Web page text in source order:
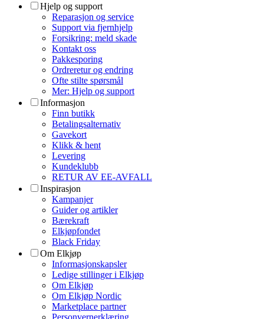
Hjelp og support
Reparasjon og service
Support via fjernhjelp
Forsikring: meld skade
Kontakt oss
Pakkesporing
Ordreretur og endring
Ofte stilte spørsmål
Mer: Hjelp og support
Informasjon
Finn butikk
Betalingsalternativ
Gavekort
Klikk & hent
Levering
Kundeklubb
RETUR AV EE-AVFALL
Inspirasjon
Kampanjer
Guider og artikler
Bærekraft
Elkjøpfondet
Black Friday
Om Elkjøp
Informasjonskapsler
Ledige stillinger i Elkjøp
Om Elkjøp
Om Elkjøp Nordic
Marketplace partner
Personvernerklæring